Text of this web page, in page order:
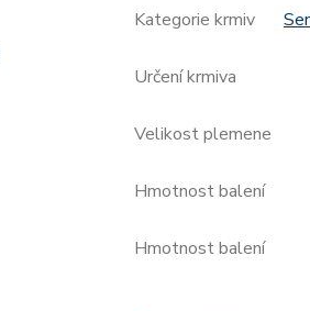
Kategorie krmiv
Určení krmiva
Velikost plemene
Hmotnost balení
Hmotnost balení